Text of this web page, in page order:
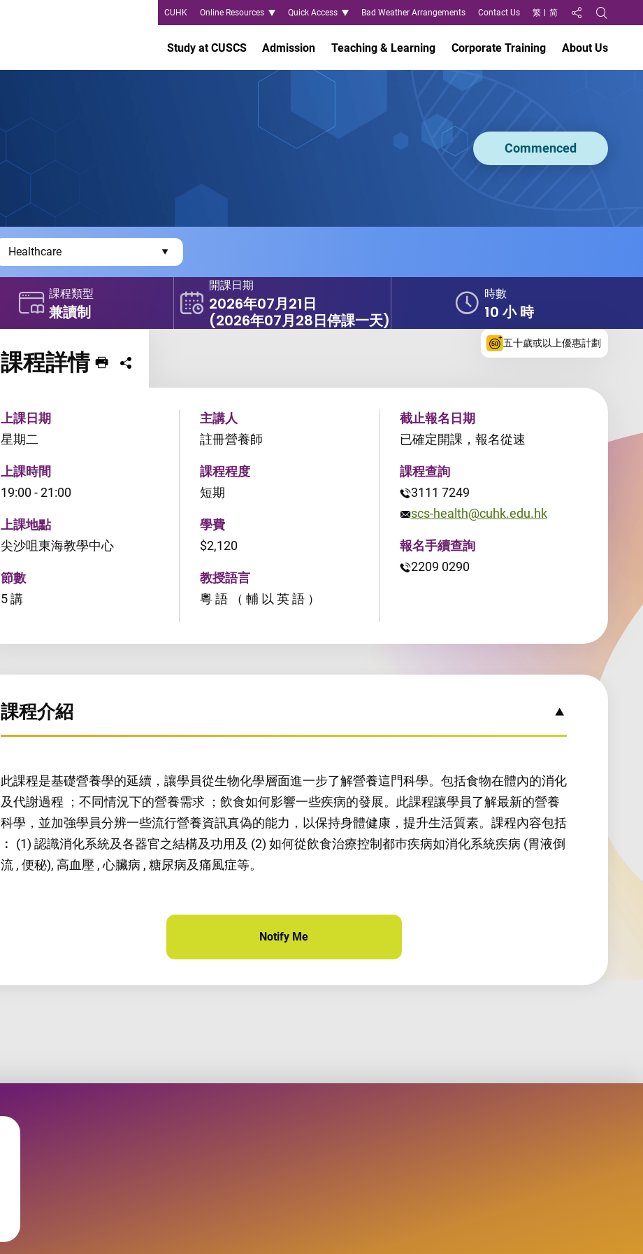
CUHK Online Resources Quick Access Bad Weather Arrangements Contact Us 繁 简
Share toOpen
Study at CUSCS Admission Teaching & Learning Corporate Training About Us
Commenced
Healthcare
課程類型
兼讀制
開課日期
2026年07月21日
(2026年07月28日停課一天)
時數
10 小 時
課程詳情 列印 課程分享課程至
五十歲或以上優惠計劃
上課日期
星期二
上課時間
19:00 - 21:00
上課地點
尖沙咀東海教學中心
節數
5 講
主講人
註冊營養師
課程程度
短期
學費
$2,120
教授語言
粵 語 （ 輔 以 英 語 ）
截止報名日期
已確定開課，報名從速
課程查詢
3111 7249
scs-health@cuhk.edu.hk
報名手續查詢
2209 0290
課程介紹
此課程是基礎營養學的延續，讓學員從生物化學層面進一步了解營養這門科學。包括食物在體內的消化
及代謝過程 ；不同情況下的營養需求 ；飲食如何影響一些疾病的發展。此課程讓學員了解最新的營養
科學，並加強學員分辨一些流行營養資訊真偽的能力，以保持身體健康，提升生活質素。課程內容包括
︰ (1) 認識消化系統及各器官之結構及功用及 (2) 如何從飲食治療控制都巿疾病如消化系統疾病 (胃液倒
流 , 便秘), 高血壓 , 心臟病 , 糖尿病及痛風症等。
Notify Me